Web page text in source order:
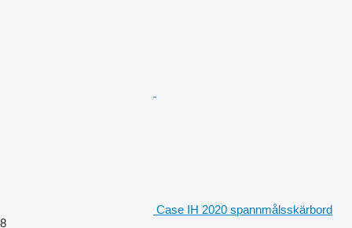
Case IH 2020 spannmålsskärbord
8